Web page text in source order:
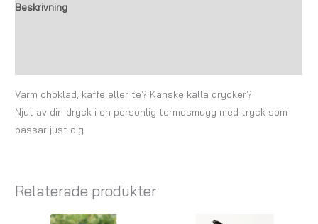
Beskrivning
Varm choklad, kaffe eller te? Kanske kalla drycker?
Njut av din dryck i en personlig termosmugg med tryck som
passar just dig.
Relaterade produkter